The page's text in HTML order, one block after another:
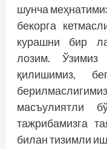
шунча
бекорга
курашни бир
лозим. Ўзимиз
қилишимиз,
масъулиятли
тажрибамизга
билан тизимли